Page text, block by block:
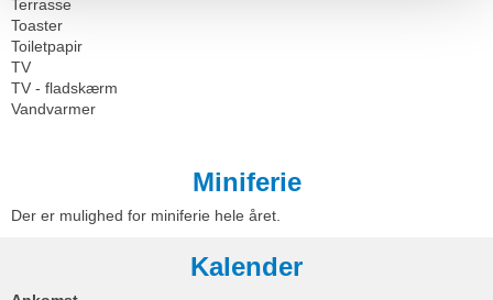
Terrasse
Toaster
Toiletpapir
TV
TV - fladskærm
Vandvarmer
Miniferie
Der er mulighed for miniferie hele året.
Kalender